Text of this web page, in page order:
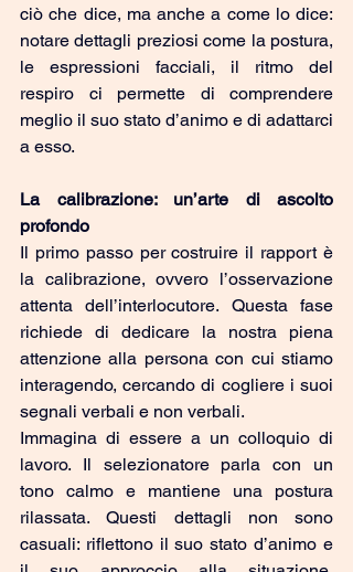
ciò che dice, ma anche a come lo dice:
notare dettagli preziosi come la postura,
le espressioni facciali, il ritmo del
respiro ci permette di comprendere
meglio il suo stato d’animo e di adattarci
a esso.
La calibrazione: un’arte di ascolto
profondo
Il primo passo per costruire il rapport è
la calibrazione, ovvero l’osservazione
attenta dell’interlocutore. Questa fase
richiede di dedicare la nostra piena
attenzione alla persona con cui stiamo
interagendo, cercando di cogliere i suoi
segnali verbali e non verbali.
Immagina di essere a un colloquio di
lavoro. Il selezionatore parla con un
tono calmo e mantiene una postura
rilassata. Questi dettagli non sono
casuali: riflettono il suo stato d’animo e